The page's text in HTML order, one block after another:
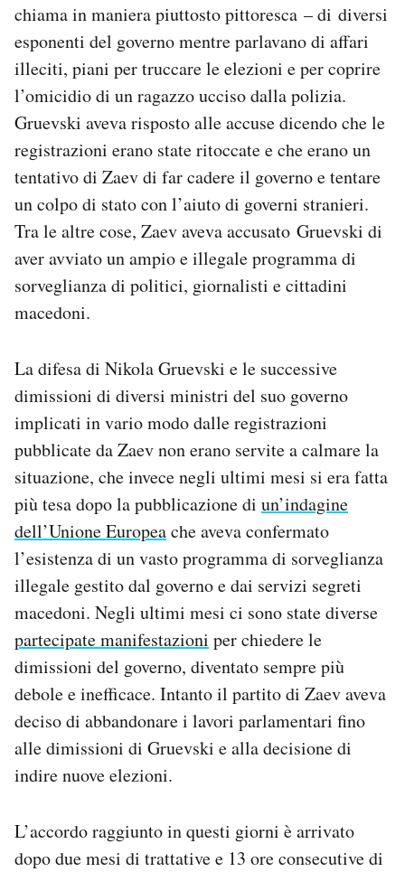
chiama in maniera piuttosto pittoresca – di diversi
esponenti del governo mentre parlavano di affari
illeciti, piani per truccare le elezioni e per coprire
l’omicidio di un ragazzo ucciso dalla polizia.
Gruevski aveva risposto alle accuse dicendo che le
registrazioni erano state ritoccate e che erano un
tentativo di Zaev di far cadere il governo e tentare
un colpo di stato con l’aiuto di governi stranieri.
Tra le altre cose, Zaev aveva accusato Gruevski di
aver avviato un ampio e illegale programma di
sorveglianza di politici, giornalisti e cittadini
macedoni.
La difesa di Nikola Gruevski e le successive
dimissioni di diversi ministri del suo governo
implicati in vario modo dalle registrazioni
pubblicate da Zaev non erano servite a calmare la
situazione, che invece negli ultimi mesi si era fatta
più tesa dopo la pubblicazione di un’indagine
dell’Unione Europeache aveva confermato
l’esistenza di un vasto programma di sorveglianza
illegale gestito dal governo e dai servizi segreti
macedoni. Negli ultimi mesi ci sono state diverse
partecipate manifestazioni per chiedere le
dimissioni del governo, diventato sempre più
debole e inefficace. Intanto il partito di Zaev aveva
deciso di abbandonare i lavori parlamentari fino
alle dimissioni di Gruevski e alla decisione di
indire nuove elezioni.
L’accordo raggiunto in questi giorni è arrivato
dopo due mesi di trattative e 13 ore consecutive di